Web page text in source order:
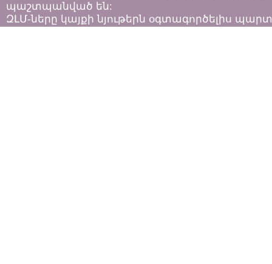
պաշտպանված են:
ԶԼՄ-ները կայքի նյութերն օգտագործելիս